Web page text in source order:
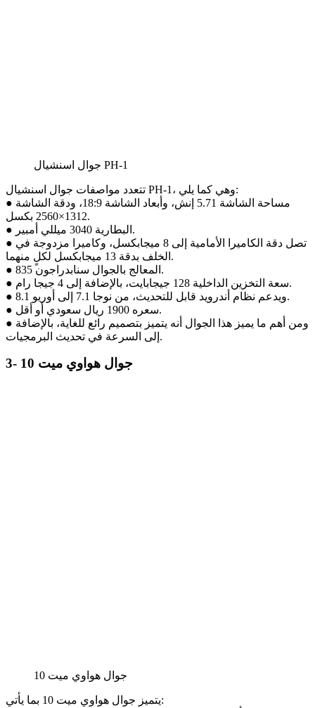
جوال اسنشيال PH-1
تتعدد مواصفات جوال اسنشيال PH-1، وهي كما يلي:
● مساحة الشاشة 5.71 إنش، وأبعاد الشاشة 18:9، ودقة الشاشة
1312×2560 بكسل.
● البطارية 3040 ميللي أمبير.
● تصل دقة الكاميرا الأمامية إلى 8 ميجابكسل، وكاميرا مزدوجة في
الخلف بدقة 13 ميجابكسل لكلٍ منهما.
● المعالج بالجوال سنابدراجون 835.
● سعة التخزين الداخلية 128 جيجابايت، بالإضافة إلى 4 جيجا رام.
● ويدعم نظام أندرويد قابل للتحديث، من نوجا 7.1 إلى أوريو 8.1.
● سعره 1900 ريال سعودي أو أقل.
● ومن أهم ما يميز هذا الجوال أنه يتميز بتصميم رائع للغاية، بالإضافة
إلى السرعة في تحديث البرمجيات.
3- جوال هواوي ميت 10
جوال هواوي ميت 10
يتميز جوال هواوي ميت 10 بما يأتي: